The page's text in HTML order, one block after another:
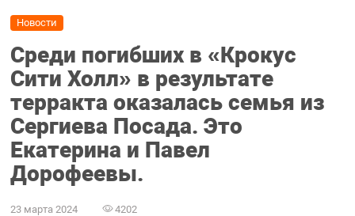
Новости
Среди погибших в «Крокус
Сити Холл» в результате
терракта оказалась семья из
Сергиева Посада. Это
Екатерина и Павел
Дорофеевы.
23 марта 2024 4202